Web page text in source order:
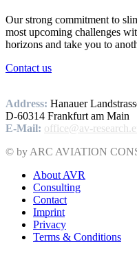
Our strong commitment to
most upcoming challenges
horizons and take you to
Contact us
Address: Hanauer
D-60314 Frankfurt am Main
E-Mail: office@av-
© by ARC AVIATION
About AVR
Consulting
Contact
Imprint
Privacy
Terms & Conditions